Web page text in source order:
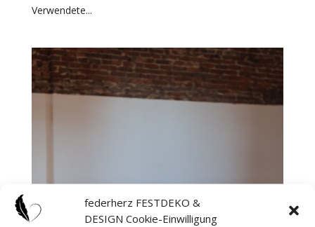
federherz FESTDEKO &
DESIGN Cookie-Einwilligung
Verwendete...